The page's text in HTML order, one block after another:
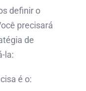
definir o
precisará
de
la:
é o: